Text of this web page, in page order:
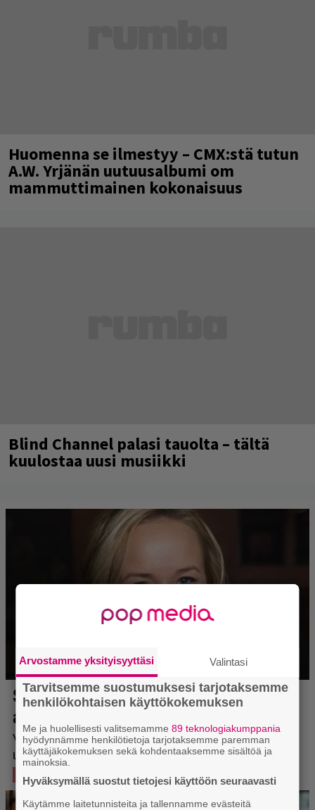
Huomenna se ilmestyy – CMX:stä tutun
A.W. Yrjänän uutuusalbumi om
mammuttimainen kokonaisuus
Blind Channel palasi tauolta – tältä
kuulostaa uusi musiikki
Arvostamme yksityisyyttäsi Valintasi
Tarvitsemme suostumuksesi tarjotaksemme
henkilökohtaisen käyttökokemuksen
Me ja huolellisesti valitsemamme89 teknologiakumppania
hyödynnämme henkilötietoja tarjotaksemme paremman
käyttäjäkokemuksen sekä kohdentaaksemme sisältöä ja
mainoksia.
Hyväksymällä suostut tietojesi käyttöön seuraavasti
Käytämme laitetunnisteita ja tallennamme evästeitä